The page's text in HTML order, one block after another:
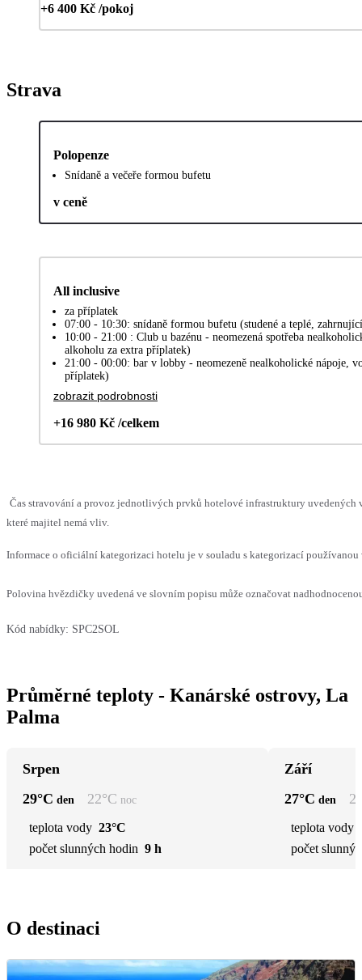
+6 400 Kč /pokoj
Strava
Polopenze
Snídaně a večeře formou bufetu
v ceně
All inclusive
za příplatek
07:00 - 10:30: snídaně formou bufetu (studené a teplé,
10:00 - 21:00 : Club u bazénu - neomezená spotřeba
alkoholu za extra příplatek)
21:00 - 00:00: bar v lobby - neomezeně nealkoholické nápoje,
příplatek)
zobrazit podrobnosti
+16 980 Kč /celkem
Čas stravování a provoz jednotlivých prvků hotelové infrastruktury uvedených
které majitel nemá vliv.
Informace o oficiální kategorizaci hotelu je v souladu s kategorizací
Polovina hvězdičky uvedená ve slovním popisu může označovat
Kód nabídky: SPC2SOL
Průměrné teploty - Kanárské ostrovy, La
Palma
Srpen
29°C den 22°C noc
teplota vody 23°C
počet slunných hodin 9 h
Září
27°C den
teplota vody
počet
O destinaci